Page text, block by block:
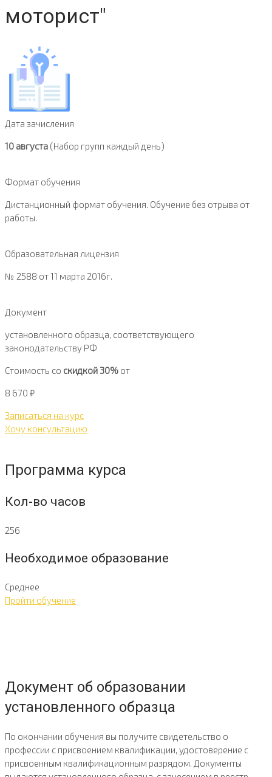
моторист"
Дата зачисления
10 августа (Набор групп каждый день)
Формат обучения
Дистанционный формат обучения. Обучение без отрыва от
работы.
Образовательная лицензия
№ 2588 от 11 марта 2016г.
Документ
установленного образца, соответствующего
законодательству РФ
Стоимость со скидкой 30% от
8 670 ₽
Записаться на курс
Хочу консультацию
Программа курса
Кол-во часов
256
Необходимое образование
Среднее
Пройти обучение
Документ об образовании
установленного образца
По окончании обучения вы получите свидетельство о
профессии с присвоением квалификации, удостоверение с
присвоенным квалификационным разрядом. Документы